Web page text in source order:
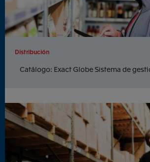
Distribución
Catálogo: Exact Globe Sistema de